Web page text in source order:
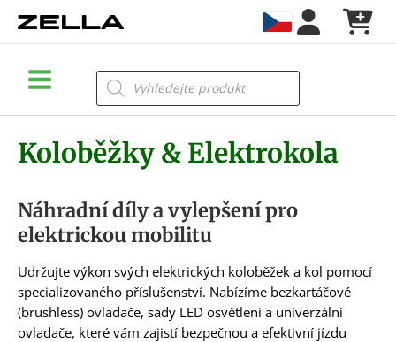
Menu
Products
search
Koloběžky & Elektrokola
Náhradní díly a vylepšení pro
elektrickou mobilitu
Udržujte výkon svých elektrických koloběžek a kol pomocí
specializovaného příslušenství. Nabízíme bezkartáčové
(brushless) ovladače, sady LED osvětlení a univerzální
ovladače, které vám zajistí bezpečnou a efektivní jízdu